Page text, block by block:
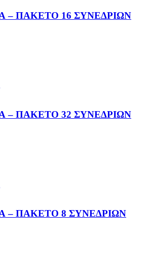
– ΠΑΚΕΤΟ 16 ΣΥΝΕΔΡΙΩΝ
– ΠΑΚΕΤΟ 32 ΣΥΝΕΔΡΙΩΝ
– ΠΑΚΕΤΟ 8 ΣΥΝΕΔΡΙΩΝ